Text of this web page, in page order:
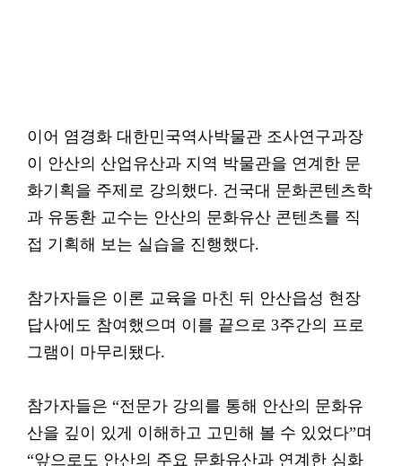
이어 염경화 대한민국역사박물관 조사연구과장
이 안산의 산업유산과 지역 박물관을 연계한 문
화기획을 주제로 강의했다. 건국대 문화콘텐츠학
과 유동환 교수는 안산의 문화유산 콘텐츠를 직
접 기획해 보는 실습을 진행했다.
참가자들은 이론 교육을 마친 뒤 안산읍성 현장
답사에도 참여했으며 이를 끝으로 3주간의 프로
그램이 마무리됐다.
참가자들은 “전문가 강의를 통해 안산의 문화유
산을 깊이 있게 이해하고 고민해 볼 수 있었다”며
“앞으로도 안산의 주요 문화유산과 연계한 심화